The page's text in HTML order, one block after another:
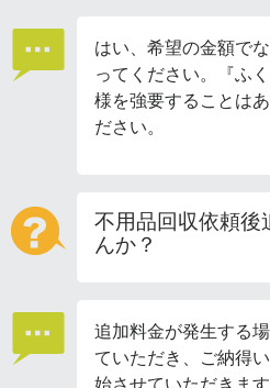
はい、希望の金額で
ってください。『ふ
様を強要することは
ださい。
不用品回収依頼後
んか？
追加料金が発生する
ていただき、ご納得
始させていただきま